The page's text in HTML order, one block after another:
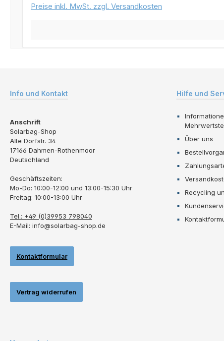
Preise inkl. MwSt. zzgl. Versandkosten
Info und Kontakt
Anschrift
Solarbag-Shop
Alte Dorfstr. 34
17166 Dahmen-Rothenmoor
Deutschland
Geschäftszeiten:
Mo-Do: 10:00-12:00 und 13:00-15:30 Uhr
Freitag: 10:00-13:00 Uhr
Tel.: +49 (0)39953 798040
E-Mail: info@solarbag-shop.de
Kontaktformular
Vertrag widerrufen
Hilfe und
Über uns
Recycling